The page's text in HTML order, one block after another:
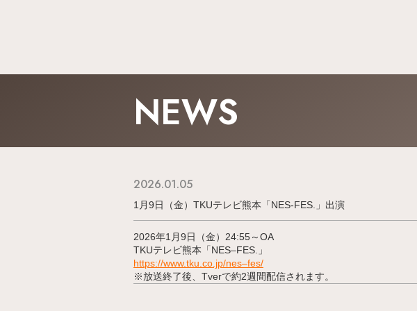
NEWS
2026.01.05
1月9日（金）TKUテレビ熊本「NES-FES.」出演
2026年1月9日（金）24:55～OA
TKUテレビ熊本「NES–FES .」
https://www.tku.co.jp/nes–fes/
※放送終了後、Tverで約2週間配信されます。